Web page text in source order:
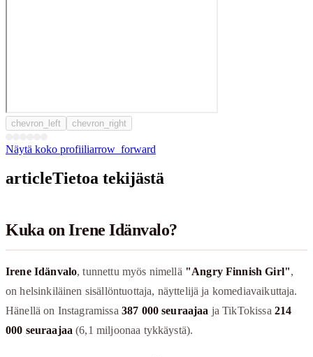
chevron_left chevron_right
Näytä koko profiiliarrow_forward
articleTietoa tekijästä
Kuka on Irene Idänvalo?
Irene Idänvalo, tunnettu myös nimellä "Angry Finnish Girl",
on helsinkiläinen sisällöntuottaja, näyttelijä ja komediavaikuttaja.
Hänellä on Instagramissa 387 000 seuraajaa ja TikTokissa 214
000 seuraajaa (6,1 miljoonaa tykkäystä).